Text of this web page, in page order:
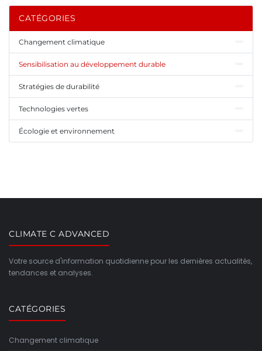
CATÉGORIES
Changement climatique
Sensibilisation au développement durable
Stratégies de durabilité
Technologies vertes
Écologie et environnement
CLIMATE C ADVANCED
Votre source d'information quotidienne pour les dernières actualités,
tendances et analyses.
CATÉGORIES
Changement climatique